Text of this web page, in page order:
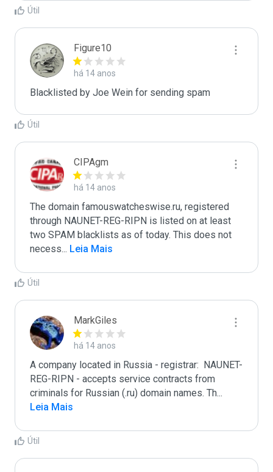
Útil
Figure10
há 14 anos
Blacklisted by Joe Wein for sending spam
Útil
CIPAgm
há 14 anos
The domain famouswatcheswise.ru, registered
through NAUNET-REG-RIPN is listed on at least
two SPAM blacklists as of today. This does not
necess... Leia Mais
Útil
MarkGiles
há 14 anos
A company located in Russia - registrar:  NAUNET-
REG-RIPN - accepts service contracts from
criminals for Russian (.ru) domain names. Th...
Leia Mais
Útil